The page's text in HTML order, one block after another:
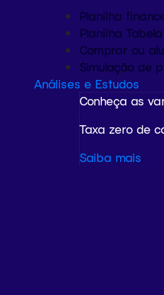
Planilha
Planilha
Comprar ou
Simulação de
Análises e Estudos
Conheça as
Taxa zero de
Saiba mais